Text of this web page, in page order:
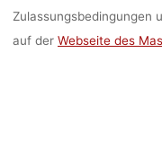
Zulassungsbedingungen
auf der Webseite des